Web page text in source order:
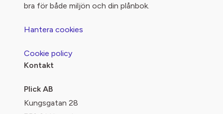
bra för både miljön och din plånbok.
Hantera cookies
Cookie policy
Kontakt
Plick AB
Kungsgatan 28